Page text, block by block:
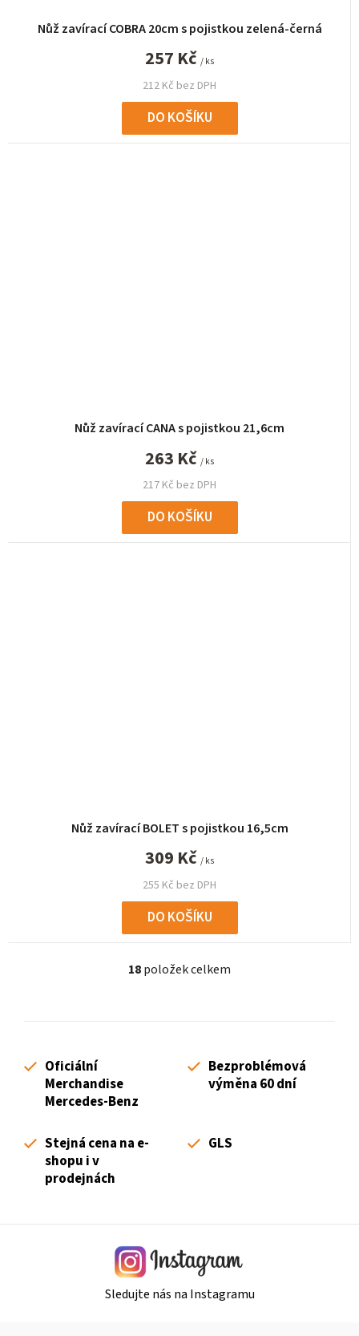
Nůž zavírací COBRA 20cm s pojistkou zelená-černá
212 Kč bez DPH
257 Kč / ks
DO KOŠÍKU
Nůž zavírací CANA s pojistkou 21,6cm
217 Kč bez DPH
263 Kč / ks
DO KOŠÍKU
Nůž zavírací BOLET s pojistkou 16,5cm
255 Kč bez DPH
309 Kč / ks
DO KOŠÍKU
O
l
v
ý
p
s
18položek celkem
Oficiální
Merchandise
Mercedes-Benz
Bezproblémová
výměna 60 dní
Stejná cena na e-
shopu i v
prodejnách
GLS
Sledujte nás na Instagramu